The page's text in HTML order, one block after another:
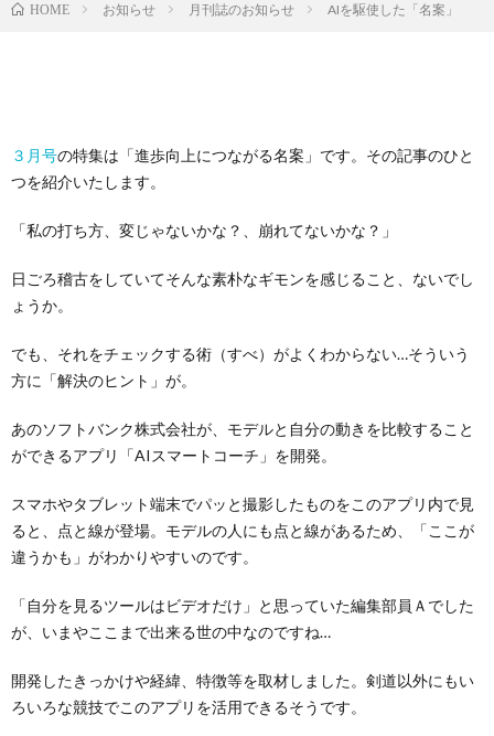
HOME お知らせ 月刊誌のお知らせ AIを駆使した「名案」
３月号の特集は「進歩向上につながる名案」です。その記事のひと
つを紹介いたします。
「私の打ち方、変じゃないかな？、崩れてないかな？」
日ごろ稽古をしていてそんな素朴なギモンを感じること、ないでし
ょうか。
でも、それをチェックする術（すべ）がよくわからない…そういう
方に「解決のヒント」が。
あのソフトバンク株式会社が、モデルと自分の動きを比較すること
ができるアプリ「AIスマートコーチ」を開発。
スマホやタブレット端末でパッと撮影したものをこのアプリ内で見
ると、点と線が登場。モデルの人にも点と線があるため、「ここが
違うかも」がわかりやすいのです。
「自分を見るツールはビデオだけ」と思っていた編集部員Ａでした
が、いまやここまで出来る世の中なのですね…
開発したきっかけや経緯、特徴等を取材しました。剣道以外にもい
ろいろな競技でこのアプリを活用できるそうです。